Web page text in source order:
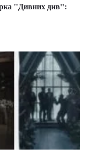
"Дивних див":